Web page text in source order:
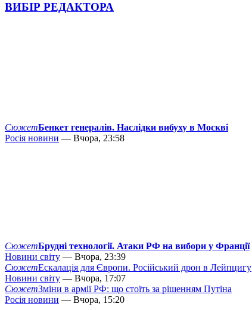
ВИБІР РЕДАКТОРА
СюжетБенкет генералів. Наслідки вибуху в Москві
Росія новини — Вчора, 23:58
СюжетБрудні технології. Атаки РФ на вибори у Франції
Новини світу — Вчора, 23:39
СюжетЕскалація для Європи. Російський дрон в Лейпцигу
Новини світу — Вчора, 17:07
СюжетЗміни в армії РФ: що стоїть за рішенням Путіна
Росія новини — Вчора, 15:20